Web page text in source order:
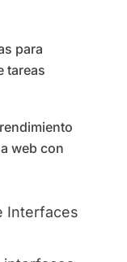
para
tareas
web con
Interfaces